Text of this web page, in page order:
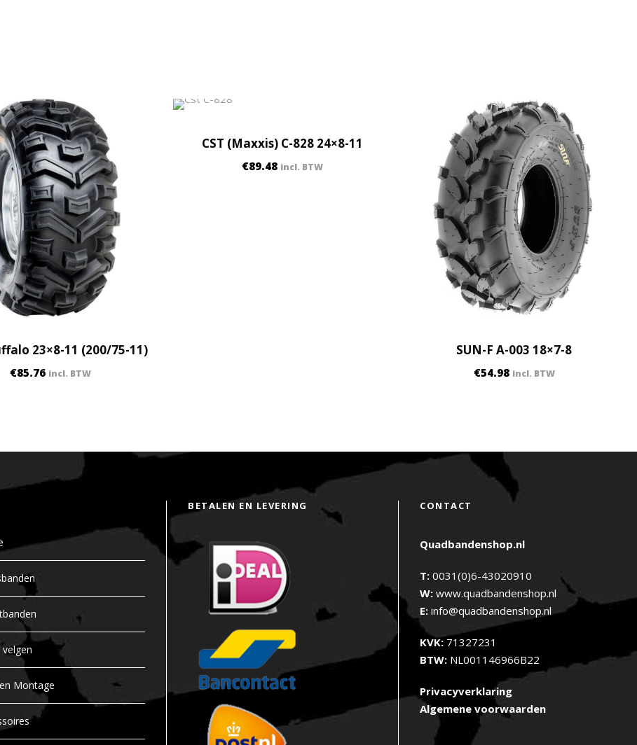
t
23×8-11 (200/75-11)
€85.76 incl. BTW
CST (Maxxis) C-828 24×8-11
€89.48 incl. BTW
SUN-F A-003 18×7-8
€54.98 incl. BTW
Montage
BETALEN EN LEVERING CONTACT
Quadbandenshop.nl
T: 0031(0)6-43020910
W: www.quadbandenshop.nl
E: info@quadbandenshop.nl
KVK: 71327231
BTW: NL001146966B22
Privacyverklaring
Algemene voorwaarden